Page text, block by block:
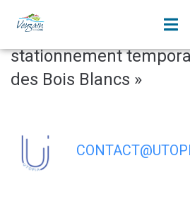
principal
A2022-84 « circulation et
stationnement
des Bois Blancs »